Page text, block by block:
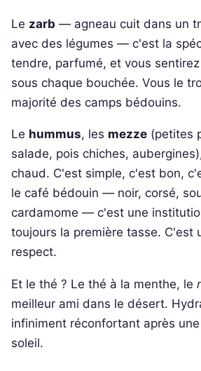
Le zarb — agneau cuit dans un
avec des légumes — c'est la
tendre, parfumé, et vous
sous chaque bouchée. Vous le
majorité des camps bédouins.
Le hummus, les mezze (petites
salade, pois chiches,
chaud. C'est simple, c'est bon,
le café bédouin — noir, corsé,
cardamome — c'est une
toujours la première tasse. C'est
respect.
Et le thé ? Le thé à la menthe, le
meilleur ami dans le désert.
infiniment réconfortant après
soleil.